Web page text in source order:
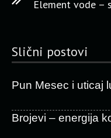
Element vode –
Slični postovi
Pun Mesec i uticaj
Brojevi – energija